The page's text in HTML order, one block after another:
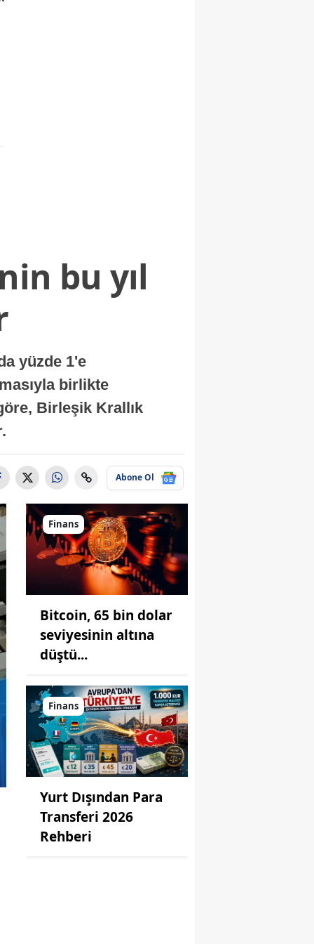
bu yıl
yüzde 1'e
birlikte
Birleşik Krallık
Abone Ol
Finans
Bitcoin, 65 bin dolar
seviyesinin altına
düştü...
Finans
Yurt Dışından Para
Transferi 2026
Rehberi